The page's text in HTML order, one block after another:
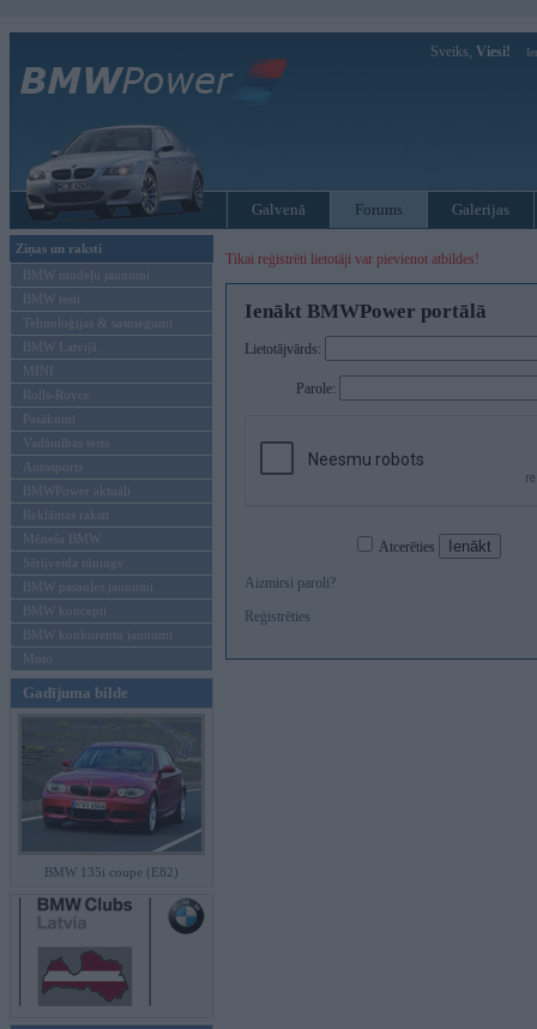
Sveiks, Viesi!
Galvenā Forums Galerijas
Ziņas un raksti
BMW modeļu jaunumi
BMW testi
Tehnoloģijas & sasniegumi
BMW Latvijā
MINI
Rolls-Royce
Pasākumi
Vadāmības tests
Autosports
BMWPower aktuāli
Reklāmas raksti
Mēneša BMW
Sērijveida tūnings
BMW pasaules jaunumi
BMW koncepti
BMW konkurentu jaunumi
Moto
Gadījuma bilde
BMW 135i coupe (E82)
Tikai reģistrēti lietotāji var pievienot atbildes!
Ienākt BMWPower portālā
Lietotājvārds:
Parole:
Atcerēties
Aizmirsi paroli?
Reģistrēties